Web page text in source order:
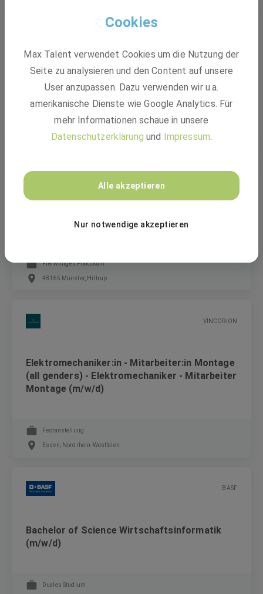
Energiewendeprojekte (m/w/d)
Festanstellung
52, 20457 Hamburg
Jahrespraktikum "Brücke zum Beruf" (m/w/d)
Freiwilliges Praktikum
48165 Münster, Hiltrup
VINCORION
Elektromechaniker:in - Mitarbeiter:in Montage
(all genders) - Elektromechaniker - Mitarbeiter
Montage (m/w/d)
Festanstellung
Essen, Nordrhein-Westfalen
BASF
Bachelor of Science Wirtschaftsinformatik
(m/w/d)
Duales Studium
Cookies
Max Talent verwendet Cookies um die Nutzung der
Seite zu analysieren und den Content auf unsere
User anzupassen. Dazu verwenden wir u.a.
amerikanische Dienste wie Google Analytics. Für
mehr Informationen schaue in unsere
Datenschutzerklärung und Impressum.
Alle akzeptieren
Nur notwendige akzeptieren